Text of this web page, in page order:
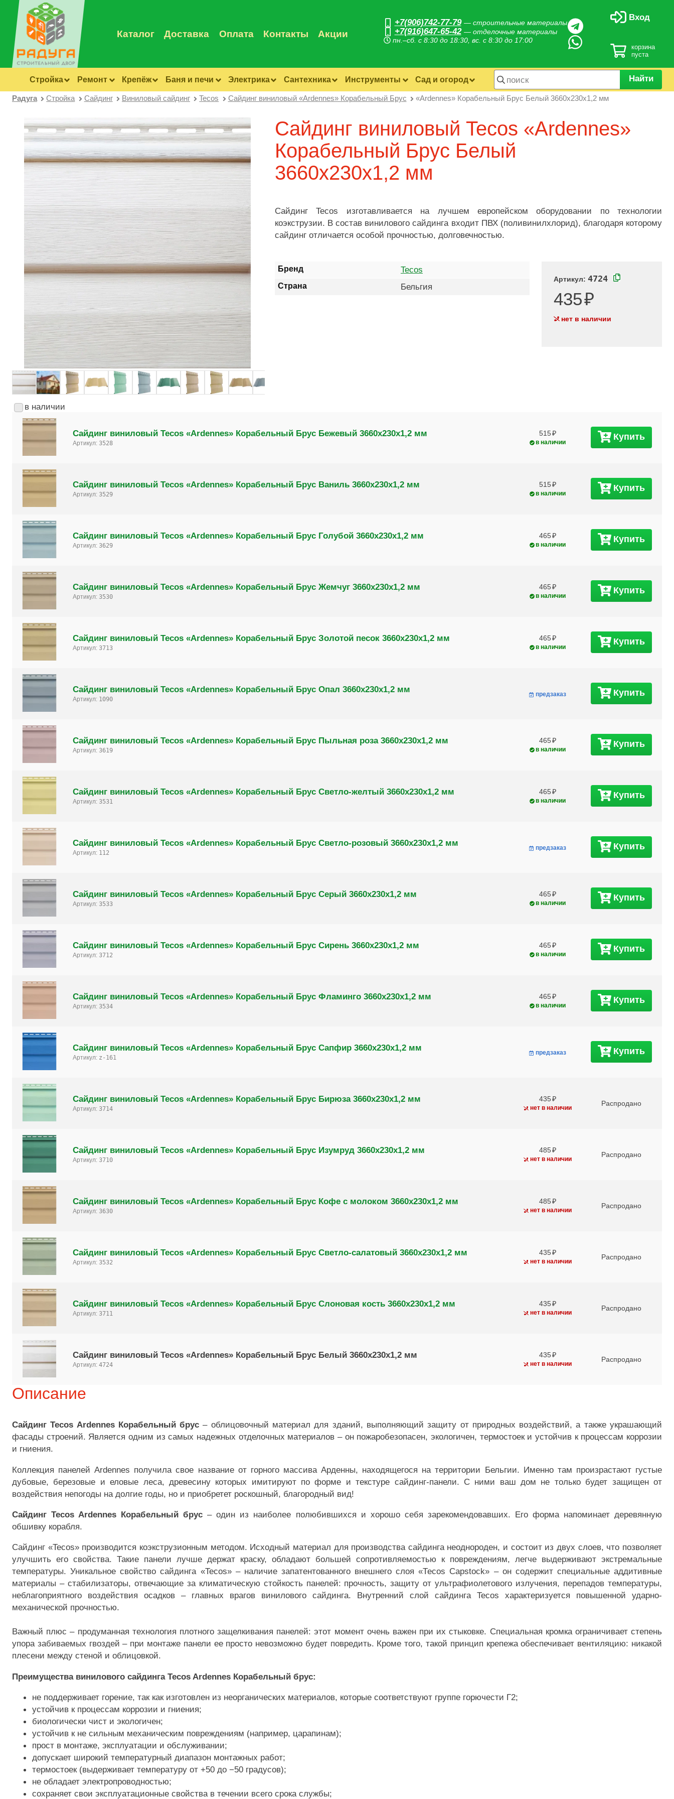
+7(906)742-77-79 — строительные материалы
+7(916)647-65-42 — отделочные материалы
пн.–сб. с 8:30 до 18:30, вс. с 8:30 до 17:00
Каталог Доставка Оплата Контакты Акции
Вход
корзина
пуста
Стройка Ремонт Крепёж Баня и печи Электрика Сантехника Инструменты Сад и огород Найти
Радуга Стройка Сайдинг Виниловый сайдинг Tecos Сайдинг виниловый «Ardennes» Корабельный Брус «Ardennes» Корабельный Брус Белый 3660х230х1,2 мм
Сайдинг виниловый Tecos «Ardennes»
Корабельный Брус Белый
3660х230х1,2 мм
Артикул: 4724
435
нет в наличии
Бренд Tecos
Страна Бельгия
Сайдинг Tecos изготавливается на лучшем европейском оборудовании по технологии
коэкструзии. В состав винилового сайдинга входит ПВХ (поливинилхлорид), благодаря которому
сайдинг отличается особой прочностью, долговечностью.
в наличии
Сайдинг виниловый Tecos «Ardennes» Корабельный Брус Бежевый 3660х230х1,2 мм
Артикул: 3528
515
в наличии
Купить
Сайдинг виниловый Tecos «Ardennes» Корабельный Брус Ваниль 3660х230х1,2 мм
Артикул: 3529
515
в наличии
Купить
Сайдинг виниловый Tecos «Ardennes» Корабельный Брус Голубой 3660х230х1,2 мм
Артикул: 3629
465
в наличии
Купить
Сайдинг виниловый Tecos «Ardennes» Корабельный Брус Жемчуг 3660х230х1,2 мм
Артикул: 3530
465
в наличии
Купить
Сайдинг виниловый Tecos «Ardennes» Корабельный Брус Золотой песок 3660х230х1,2 мм
Артикул: 3713
465
в наличии
Купить
Сайдинг виниловый Tecos «Ardennes» Корабельный Брус Опал 3660х230х1,2 мм
Артикул: 1090
предзаказ Купить
Сайдинг виниловый Tecos «Ardennes» Корабельный Брус Пыльная роза 3660х230х1,2 мм
Артикул: 3619
465
в наличии
Купить
Сайдинг виниловый Tecos «Ardennes» Корабельный Брус Светло-желтый 3660х230х1,2 мм
Артикул: 3531
465
в наличии
Купить
Сайдинг виниловый Tecos «Ardennes» Корабельный Брус Светло-розовый 3660х230х1,2 мм
Артикул: 112
предзаказ Купить
Сайдинг виниловый Tecos «Ardennes» Корабельный Брус Серый 3660х230х1,2 мм
Артикул: 3533
465
в наличии
Купить
Сайдинг виниловый Tecos «Ardennes» Корабельный Брус Сирень 3660х230х1,2 мм
Артикул: 3712
465
в наличии
Купить
Сайдинг виниловый Tecos «Ardennes» Корабельный Брус Фламинго 3660х230х1,2 мм
Артикул: 3534
465
в наличии
Купить
Сайдинг виниловый Tecos «Ardennes» Корабельный Брус Сапфир 3660х230х1,2 мм
Артикул: z-161
предзаказ Купить
Сайдинг виниловый Tecos «Ardennes» Корабельный Брус Бирюза 3660х230х1,2 мм
Артикул: 3714
435
нет в наличии
Распродано
Сайдинг виниловый Tecos «Ardennes» Корабельный Брус Изумруд 3660х230х1,2 мм
Артикул: 3710
485
нет в наличии
Распродано
Сайдинг виниловый Tecos «Ardennes» Корабельный Брус Кофе с молоком 3660х230х1,2 мм
Артикул: 3630
485
нет в наличии
Распродано
Сайдинг виниловый Tecos «Ardennes» Корабельный Брус Светло-салатовый 3660х230х1,2 мм
Артикул: 3532
435
нет в наличии
Распродано
Сайдинг виниловый Tecos «Ardennes» Корабельный Брус Слоновая кость 3660х230х1,2 мм
Артикул: 3711
435
нет в наличии
Распродано
Сайдинг виниловый Tecos «Ardennes» Корабельный Брус Белый 3660х230х1,2 мм
Артикул: 4724
435
нет в наличии
Распродано
Описание
Сайдинг Tecos Ardennes Корабельный брус – облицовочный материал для зданий, выполняющий защиту от природных воздействий, а также украшающий
фасады строений. Является одним из самых надежных отделочных материалов – он пожаробезопасен, экологичен, термостоек и устойчив к процессам коррозии
и гниения.
Коллекция панелей Ardennes получила свое название от горного массива Арденны, находящегося на территории Бельгии. Именно там произрастают густые
дубовые, березовые и еловые леса, древесину которых имитируют по форме и текстуре сайдинг-панели. С ними ваш дом не только будет защищен от
воздействия непогоды на долгие годы, но и приобретет роскошный, благородный вид!
Сайдинг Tecos Ardennes Корабельный брус – один из наиболее полюбившихся и хорошо себя зарекомендовавших. Его форма напоминает деревянную
обшивку корабля.
Сайдинг «Tecos» производится коэкструзионным методом. Исходный материал для производства сайдинга неоднороден, и состоит из двух слоев, что позволяет
улучшить его свойства. Такие панели лучше держат краску, обладают большей сопротивляемостью к повреждениям, легче выдерживают экстремальные
температуры. Уникальное свойство сайдинга «Tecos» – наличие запатентованного внешнего слоя «Теcоs Capstock» – он содержит специальные аддитивные
материалы – стабилизаторы, отвечающие за климатическую стойкость панелей: прочность, защиту от ультрафиолетового излучения, перепадов температуры,
неблагоприятного воздействия осадков – главных врагов винилового сайдинга. Внутренний слой сайдинга Tecos характеризуется повышенной ударно-
механической прочностью.
Важный плюс – продуманная технология плотного защелкивания панелей: этот момент очень важен при их стыковке. Специальная кромка ограничивает степень
упора забиваемых гвоздей – при монтаже панели ее просто невозможно будет повредить. Кроме того, такой принцип крепежа обеспечивает вентиляцию: никакой
плесени между стеной и облицовкой.
Преимущества винилового сайдинга Tecos Ardennes Корабельный брус:
не поддерживает горение, так как изготовлен из неорганических материалов, которые соответствуют группе горючести Г2;
устойчив к процессам коррозии и гниения;
биологически чист и экологичен;
устойчив к не сильным механическим повреждениям (например, царапинам);
прост в монтаже, эксплуатации и обслуживании;
допускает широкий температурный диапазон монтажных работ;
термостоек (выдерживает температуру от +50 до −50 градусов);
не обладает электропроводностью;
сохраняет свои эксплуатационные свойства в течении всего срока службы;